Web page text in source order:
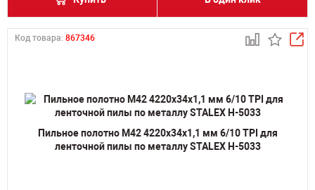
Код товара: 867346
Пильное полотно M42 4220х34х1,1 мм 6/10 TPI для
ленточной пилы по металлу STALEX H-5033